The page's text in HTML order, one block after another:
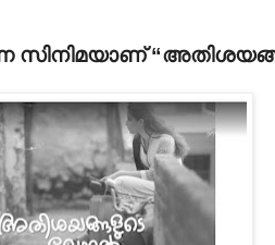
സിനിമയാണ്“